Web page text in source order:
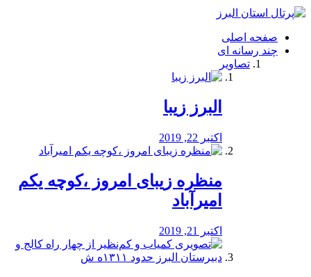
فصد
شرق
تهران
خشکشویی
صفحه اصلی
چند رسانه ای
تصاویر
البرز زیبا
اکتبر 22, 2019
منظره‌‌ زیبای امروز ،کوچه یکم
امیرآباد
اکتبر 21, 2019